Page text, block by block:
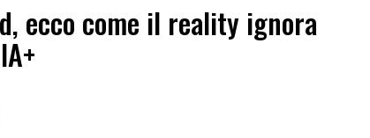
ecco come il reality ignora